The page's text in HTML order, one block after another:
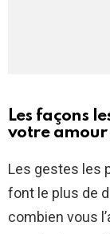
Les façons
votre amour
Les gestes les
font le plus de
combien vous